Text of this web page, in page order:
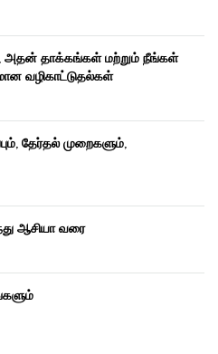
தாக்கங்கள் மற்றும் நீங்கள்
வழிகாட்டுதல்கள்
தேர்தல் முறைகளும்,
ஆசியா வரை